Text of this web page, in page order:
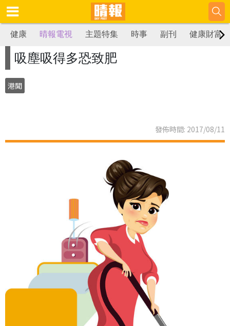
健康 晴報電視 主題特集 時事 副刊 健康財富
吸塵吸得多恐致肥
港聞
發佈時間: 2017/08/11